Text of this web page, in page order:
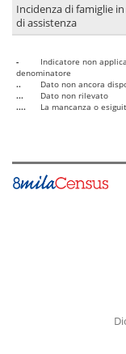
Incidenza di famiglie
di assistenza
-
Indicatore non
denominatore
..
Dato non ancora
...
Dato non rilevato
....
La mancanza o